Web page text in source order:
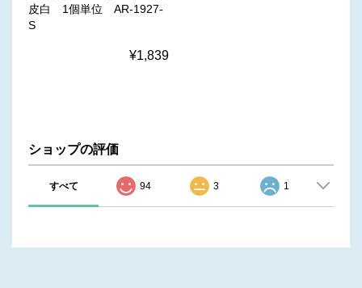
皮白 1個単位 AR-1927-
S
¥1,839
ショップの評価
すべて 94 3 1